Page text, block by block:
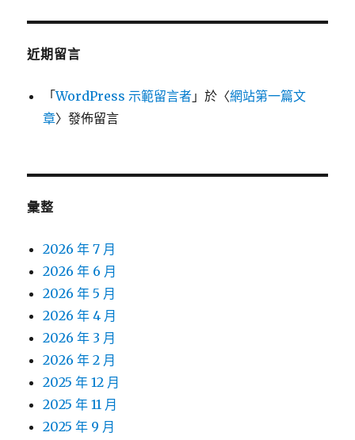
近期留言
「WordPress 示範留言者 」於〈網站第一篇文
章〉發佈留言
彙整
2026 年 7 月
2026 年 6 月
2026 年 5 月
2026 年 4 月
2026 年 3 月
2026 年 2 月
2025 年 12 月
2025 年 11 月
2025 年 9 月